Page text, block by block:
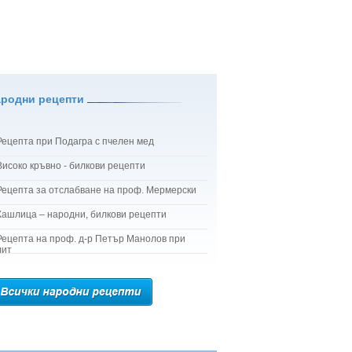
рецепти
при Подагра с пчелен мед
кръвно - билкови рецепти
за отслабване на проф. Мермерски
– народни, билкови рецепти
на проф. д-р Петър Манолов при